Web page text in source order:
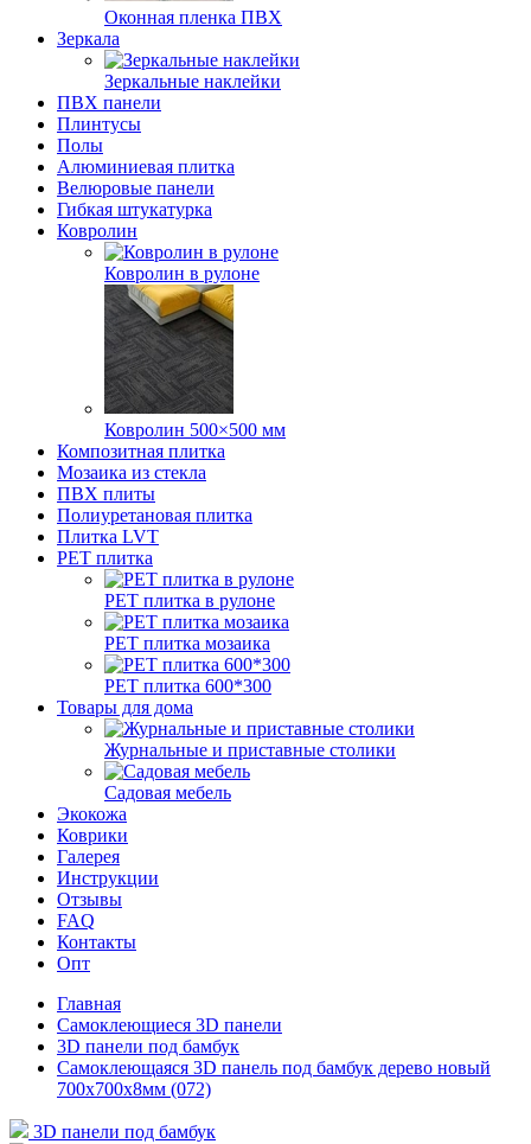
Оконная пленка ПВХ
Зеркала
Зеркальные наклейки
ПВХ панели
Плинтусы
Полы
Алюминиевая плитка
Велюровые панели
Гибкая штукатурка
Ковролин
Ковролин в рулоне
Ковролин 500×500 мм
Композитная плитка
Мозаика из стекла
ПВХ плиты
Полиуретановая плитка
Плитка LVT
РЕТ плитка
РЕТ плитка в рулоне
РЕТ плитка мозаика
РЕТ плитка 600*300
Товары для дома
Журнальные и приставные столики
Садовая мебель
Экокожа
Коврики
Галерея
Инструкции
Отзывы
FAQ
Контакты
Опт
Главная
Самоклеющиеся 3D панели
3D панели под бамбук
Самоклеющаяся 3D панель под бамбук дерево новый
700x700x8мм (072)
3D панели под бамбук